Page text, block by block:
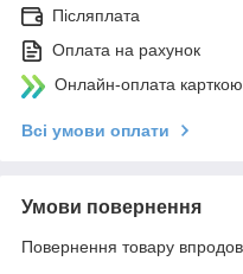
Післяплата
Оплата на рахунок
Онлайн-оплата
Всі умови оплати
Умови повернення
Повернення товару